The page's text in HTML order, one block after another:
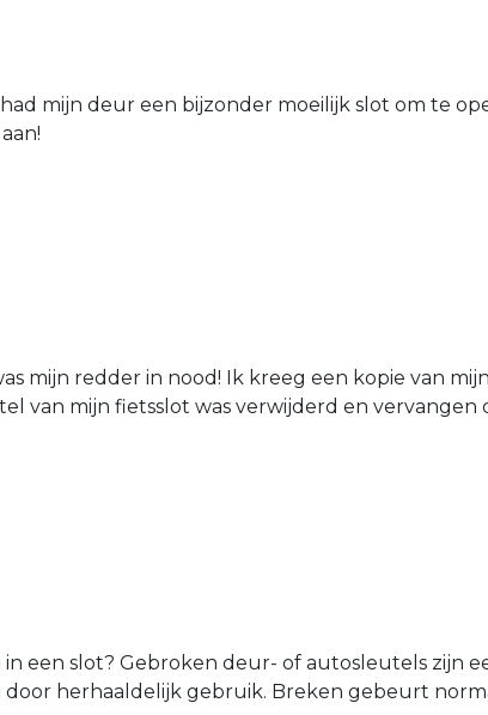
mijn deur een bijzonder moeilijk slot om te
mijn redder in nood! Ik kreeg een kopie van
van mijn fietsslot was verwijderd en vervangen
een slot? Gebroken deur- of autosleutels zijn
herhaaldelijk gebruik. Breken gebeurt